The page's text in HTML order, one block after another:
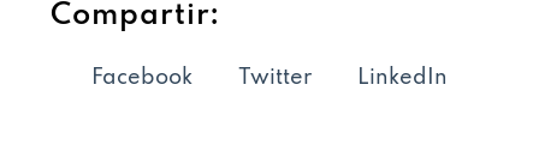
Compartir:
Facebook Twitter LinkedIn